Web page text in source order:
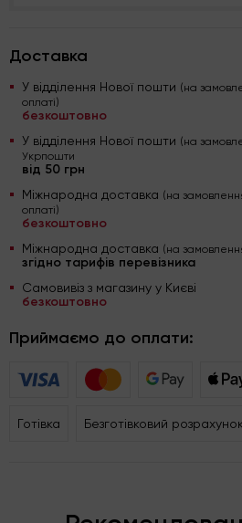
Доставка
У відділення Нової пошти (на
оплаті)
безкоштовно
У відділення Нової пошти (на
Укрпошти
від 50 грн
Міжнародна доставка (на
оплаті)
безкоштовно
Міжнародна доставка (на
згідно тарифів перевізника
Самовивіз з магазину у Києві
безкоштовно
Приймаємо до оплати:
Готівка Безготівковий розрахунок